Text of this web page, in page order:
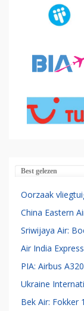
Best gelezen
Oorzaak
China Eastern
Sriwijaya Air:
Air India
PIA: Airbus A320
Ukraine
Bek Air: Fokker